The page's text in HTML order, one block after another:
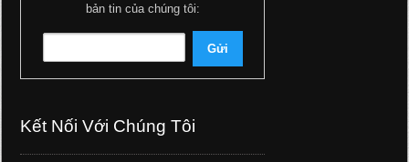
bản tin của chúng tôi:
Kết Nối Với Chúng Tôi